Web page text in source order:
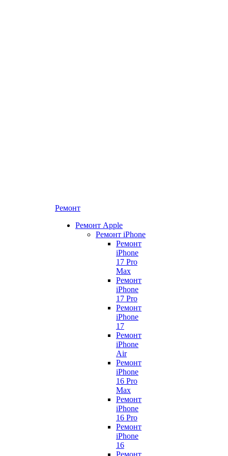
Ремонт
Ремонт Apple
Ремонт iPhone
Ремонт
iPhone
17 Pro
Max
Ремонт
iPhone
17 Pro
Ремонт
iPhone
17
Ремонт
iPhone
Air
Ремонт
iPhone
16 Pro
Max
Ремонт
iPhone
16 Pro
Ремонт
iPhone
16
Ремонт